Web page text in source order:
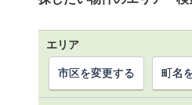
エリア
市区を変更する 町名